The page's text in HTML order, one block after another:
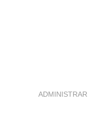
ADMINISTRAR